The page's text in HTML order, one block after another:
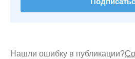
Нашли ошибку в публикации?